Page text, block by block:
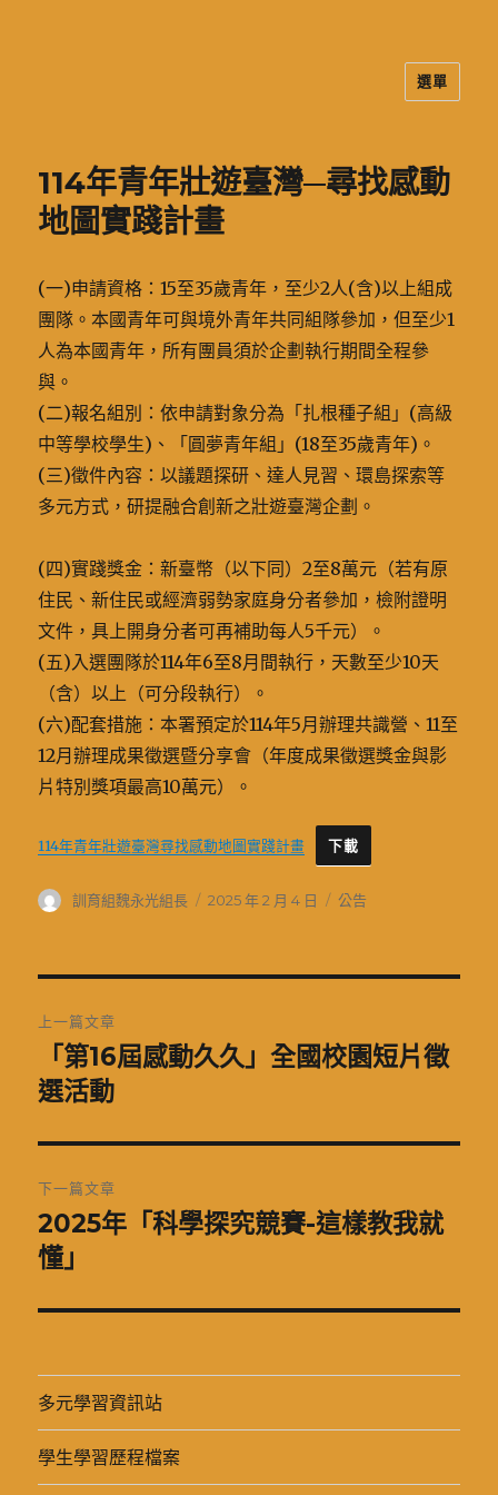
選單
114年青年壯遊臺灣─尋找感動
地圖實踐計畫
(一)申請資格：15至35歲青年，至少2人(含)以上組成
團隊。本國青年可與境外青年共同組隊參加，但至少1
人為本國青年，所有團員須於企劃執行期間全程參
與。
(二)報名組別：依申請對象分為「扎根種子組」(高級
中等學校學生)、「圓夢青年組」(18至35歲青年)。
(三)徵件內容：以議題探研、達人見習、環島探索等
多元方式，研提融合創新之壯遊臺灣企劃。
(四)實踐獎金：新臺幣（以下同）2至8萬元（若有原
住民、新住民或經濟弱勢家庭身分者參加，檢附證明
文件，具上開身分者可再補助每人5千元）。
(五)入選團隊於114年6至8月間執行，天數至少10天
（含）以上（可分段執行）。
(六)配套措施：本署預定於114年5月辦理共識營、11至
12月辦理成果徵選暨分享會（年度成果徵選獎金與影
片特別獎項最高10萬元）。
114年青年壯遊臺灣尋找感動地圖實踐計畫 下載
作
訓育組魏永光組長
發
2025 年 2 月 4 日
分
公告
章
導
覽
上一篇文章
上
一
文
章:
「第16屆感動久久」全國校園短片徵
選活動
下一篇文章
下
一
文
2025年「科學探究競賽-這樣教我就
懂」
多元學習資訊站
學生學習歷程檔案